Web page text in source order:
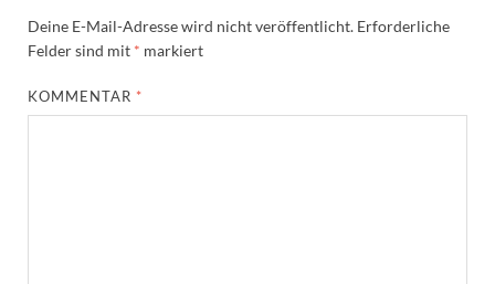
Deine E-Mail-Adresse wird nicht veröffentlicht. Erforderliche
Felder sind mit * markiert
KOMMENTAR *